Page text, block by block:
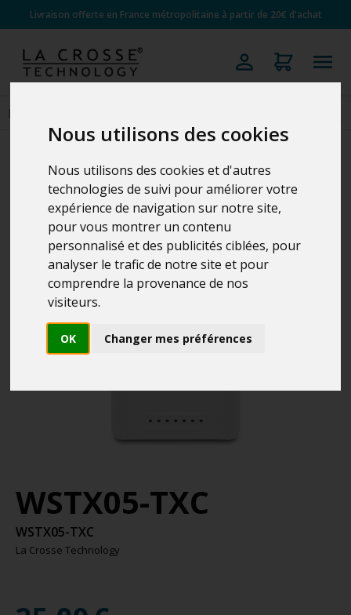
Nous utilisons des cookies
Nous utilisons des cookies et d'autres
technologies de suivi pour améliorer votre
expérience de navigation sur notre site,
pour vous montrer un contenu
personnalisé et des publicités ciblées, pour
analyser le trafic de notre site et pour
comprendre la provenance de nos
visiteurs.
OK Changer mes préférences
Livraison offerte en France métropolitaine à partir de 20€ d'achat
WSTX05-TXC
WSTX05-TXC
La Crosse Technology